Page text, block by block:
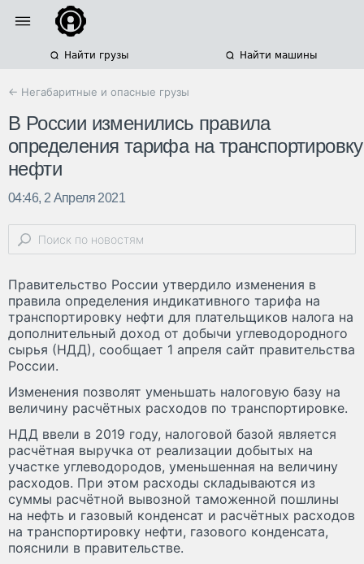
Найти грузы Найти машины
← Негабаритные и опасные грузы
В России изменились правила
определения тарифа на транспортировку
нефти
04:46, 2 Апреля 2021
Правительство России утвердило изменения в
правила определения индикативного тарифа на
транспортировку нефти для плательщиков налога на
дополнительный доход от добычи углеводородного
сырья (НДД), сообщает 1 апреля сайт правительства
России.
Изменения позволят уменьшать налоговую базу на
величину расчётных расходов по транспортировке.
НДД ввели в 2019 году, налоговой базой является
расчётная выручка от реализации добытых на
участке углеводородов, уменьшенная на величину
расходов. При этом расходы складываются из
суммы расчётной вывозной таможенной пошлины
на нефть и газовый конденсат и расчётных расходов
на транспортировку нефти, газового конденсата,
пояснили в правительстве.